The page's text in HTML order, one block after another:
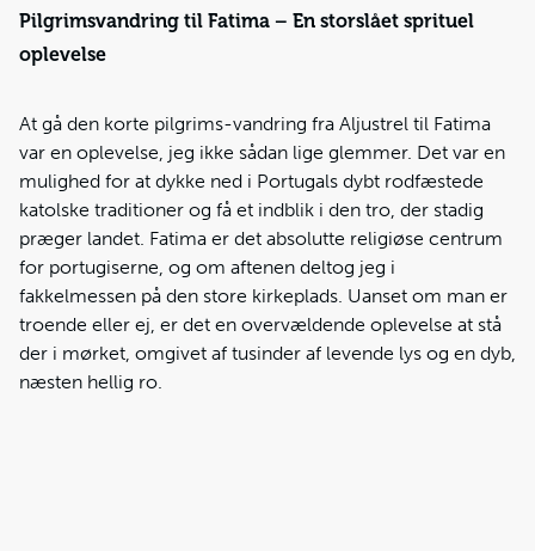
Pilgrimsvandring til Fatima – En storslået sprituel
oplevelse
At gå den korte pilgrims-vandring fra Aljustrel til Fatima
var en oplevelse, jeg ikke sådan lige glemmer. Det var en
mulighed for at dykke ned i Portugals dybt rodfæstede
katolske traditioner og få et indblik i den tro, der stadig
præger landet. Fatima er det absolutte religiøse centrum
for portugiserne, og om aftenen deltog jeg i
fakkelmessen på den store kirkeplads. Uanset om man er
troende eller ej, er det en overvældende oplevelse at stå
der i mørket, omgivet af tusinder af levende lys og en dyb,
næsten hellig ro.